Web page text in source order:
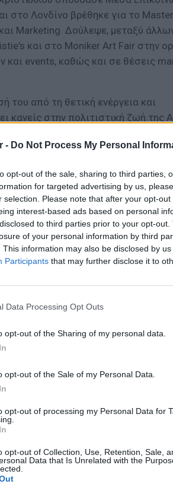
- Do Not Process My Personal
opt-out of the sale, sharing to third parties,
for targeted advertising by us,
selection. Please note that after your opt-
interest-based ads based on personal
to third parties prior to your opt-
of your personal information by third
This information may also be disclosed by
Participants that may further disclose it to
Data Processing Opt Outs
opt-out of the Sharing of my personal data.
opt-out of the Sale of my Personal Data.
opt-out of processing my Personal Data for
opt-out of Collection, Use, Retention, Sale,
Data that Is Unrelated with the
στο Λονδίνο βρέθηκε για το
Marketing. Δούλεψε, μεταξύ
και στο Moniker Art Fair στην
και events, καθώς και σε θέσεις
του από τη θετική ενέργεια και
κανείς στην πολιτιστική ζωή της
για ένα καινούργιο fashion
νέους, αλλά και σε
τις δημιουργίες τους σε
Το κάθε κατάστημα θα είναι
του concept, προσαρμοσμένο στην
στην οποία θα βρίσκεται.
το Shoreditch... και η επόμενη
Λονδίνου!